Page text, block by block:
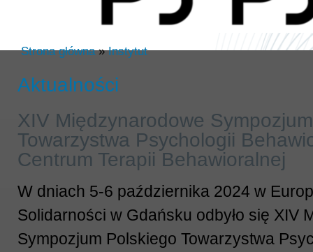
Strona główna»Instytut
Aktualności
XIV Międzynarodowe
Towarzystwa Psychologii
Centrum Terapii Behawioralnej
W dniach 5-6 października 2024 w
Solidarności w Gdańsku odbyło się XIV
Sympozjum Polskiego Towarzystwa